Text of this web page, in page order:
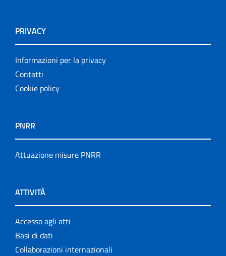
PRIVACY
Informazioni per la privacy
Contatti
Cookie policy
PNRR
Attuazione misure PNRR
ATTIVITÀ
Accesso agli atti
Basi di dati
Collaborazioni internazionali